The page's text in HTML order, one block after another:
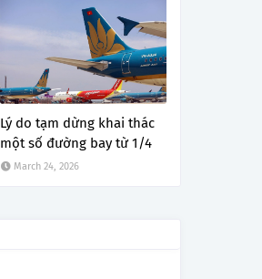
Lý do tạm dừng khai thác
một số đường bay từ 1/4
March 24, 2026